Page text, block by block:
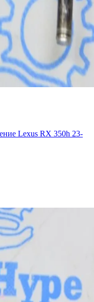
Lexus RX 350h 23-